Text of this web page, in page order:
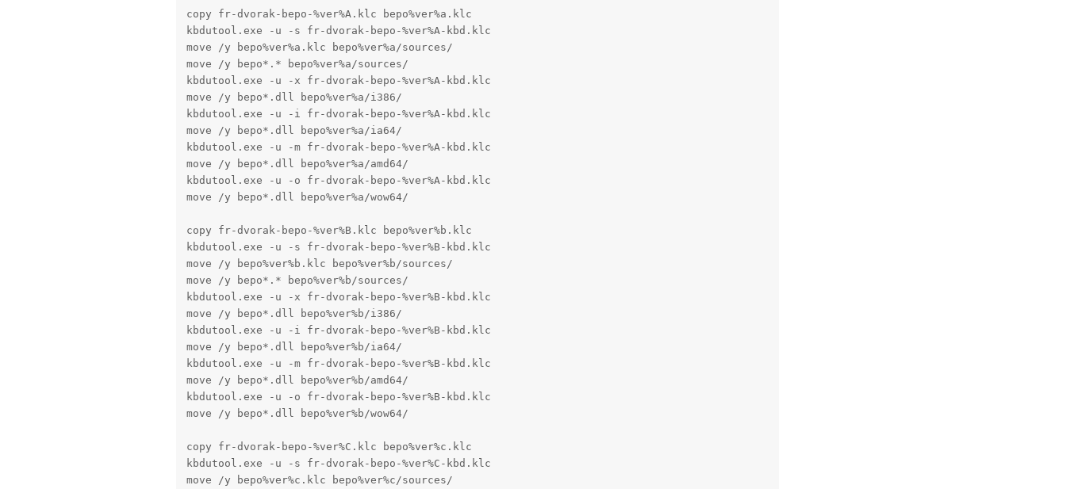
copy fr-dvorak-bepo-%ver%A.klc bepo%ver%a.klc
kbdutool.exe -u -s fr-dvorak-bepo-%ver%A-kbd.klc
move /y bepo%ver%a.klc bepo%ver%a/sources/
move /y bepo*.* bepo%ver%a/sources/
kbdutool.exe -u -x fr-dvorak-bepo-%ver%A-kbd.klc
move /y bepo*.dll bepo%ver%a/i386/
kbdutool.exe -u -i fr-dvorak-bepo-%ver%A-kbd.klc
move /y bepo*.dll bepo%ver%a/ia64/
kbdutool.exe -u -m fr-dvorak-bepo-%ver%A-kbd.klc
move /y bepo*.dll bepo%ver%a/amd64/
kbdutool.exe -u -o fr-dvorak-bepo-%ver%A-kbd.klc
move /y bepo*.dll bepo%ver%a/wow64/
copy fr-dvorak-bepo-%ver%B.klc bepo%ver%b.klc
kbdutool.exe -u -s fr-dvorak-bepo-%ver%B-kbd.klc
move /y bepo%ver%b.klc bepo%ver%b/sources/
move /y bepo*.* bepo%ver%b/sources/
kbdutool.exe -u -x fr-dvorak-bepo-%ver%B-kbd.klc
move /y bepo*.dll bepo%ver%b/i386/
kbdutool.exe -u -i fr-dvorak-bepo-%ver%B-kbd.klc
move /y bepo*.dll bepo%ver%b/ia64/
kbdutool.exe -u -m fr-dvorak-bepo-%ver%B-kbd.klc
move /y bepo*.dll bepo%ver%b/amd64/
kbdutool.exe -u -o fr-dvorak-bepo-%ver%B-kbd.klc
move /y bepo*.dll bepo%ver%b/wow64/
copy fr-dvorak-bepo-%ver%C.klc bepo%ver%c.klc
kbdutool.exe -u -s fr-dvorak-bepo-%ver%C-kbd.klc
move /y bepo%ver%c.klc bepo%ver%c/sources/